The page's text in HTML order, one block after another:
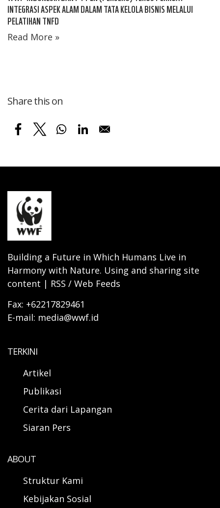
INTEGRASI ASPEK ALAM DALAM TATA KELOLA BISNIS MELALUI
PELATIHAN TNFD
Read More »
Share this on
Building a Future in Which Humans Live in
Harmony with Nature. Using and sharing site
content | RSS / Web Feeds
Fax: +62217829461
E-mail: media@wwf.id
TERKINI
Artikel
Publikasi
Cerita dari Lapangan
Siaran Pers
ABOUT
Struktur Kami
Kebijakan Sosial